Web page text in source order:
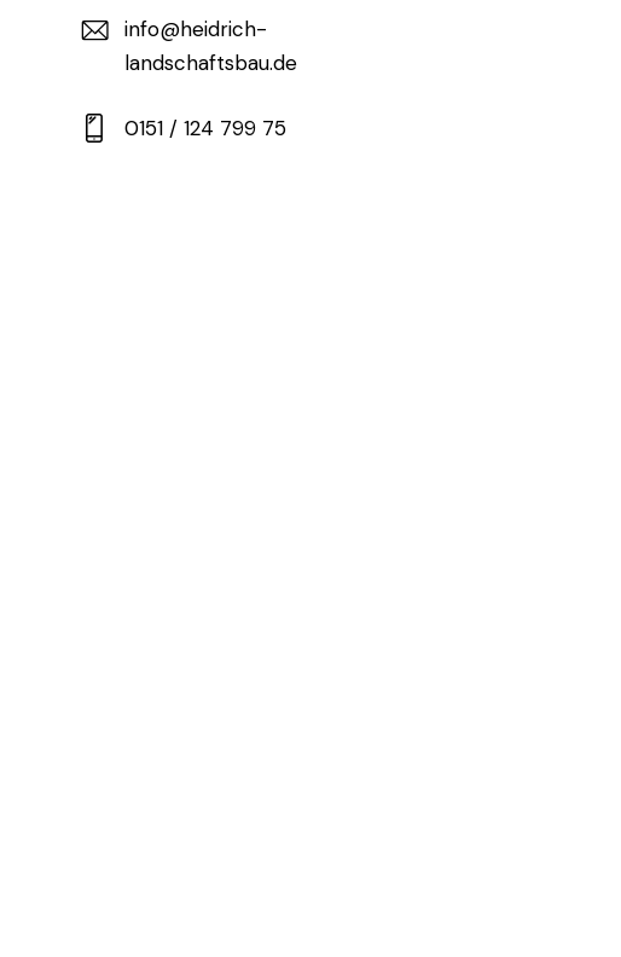
info@heidrich-
landschaftsbau.de
0151 / 124 799 75